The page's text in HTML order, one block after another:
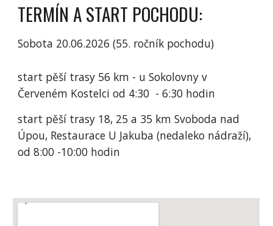
TERMÍN A START POCHODU:
Sobota 20.06.2026 (55. ročník pochodu)
start pěší trasy 56 km - u Sokolovny v
Červeném Kostelci od 4:30 - 6:30 hodin
start pěší trasy 18, 25 a 35 km Svoboda nad
Úpou, Restaurace U Jakuba (nedaleko nádraží),
od 8:00 -10:00 hodin